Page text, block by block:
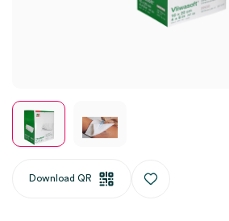
Download QR